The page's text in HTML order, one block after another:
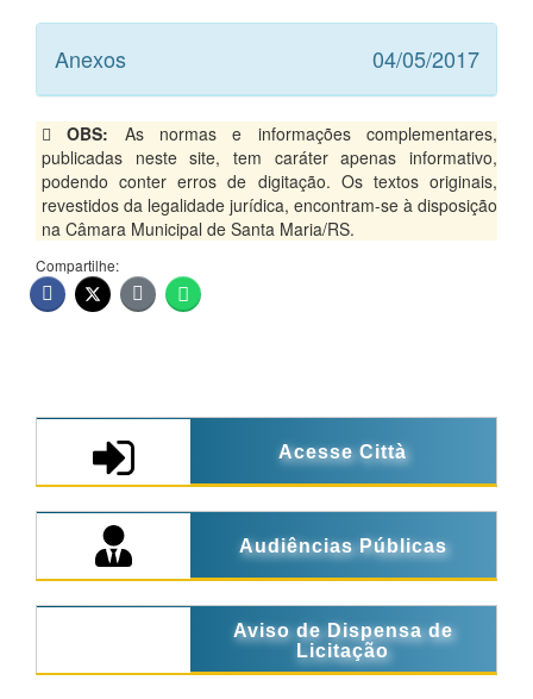
Anexos 04/05/2017
OBS: As normas e informações complementares,
publicadas neste site, tem caráter apenas informativo,
podendo conter erros de digitação. Os textos originais,
revestidos da legalidade jurídica, encontram-se à disposição
na Câmara Municipal de Santa Maria/RS.
Compartilhe:
Acesse Città
Audiências Públicas
Aviso de Dispensa de
Licitação